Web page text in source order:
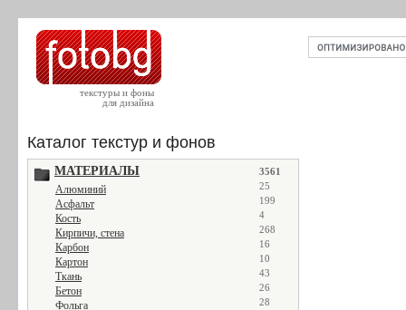
текстуры и фоны
для дизайна
Каталог текстур и фонов
МАТЕРИАЛЫ 3561
Алюминий 25
Асфальт 199
Кость 4
Кирпичи, стена 268
Карбон 16
Картон 10
Ткань 43
Бетон 26
Фольга 28